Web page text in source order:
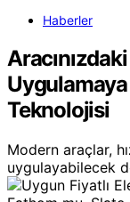
Haberler
Aracınızdaki
Uygulamaya
Teknolojisi
Modern araçlar,
uygulayabilecek